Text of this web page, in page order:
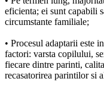
eficienta; ei sunt capabili
circumstante familiale;
• Procesul adaptarii este
factori: varsta copilului,
fiecare dintre parinti,
recasatorirea parintilor si